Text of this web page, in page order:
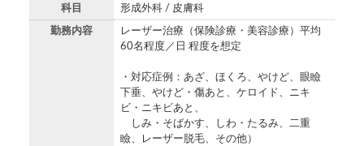
科目 形成外科 / 皮膚科
勤務内容
レーザー治療（保険診療・美容診療）平均
60名程度／日 程度を想定
・対応症例：あざ、ほくろ、やけど、眼瞼
下垂、やけど・傷あと、ケロイド、ニキ
ビ・ニキビあと、
しみ・そばかす、しわ・たるみ、二重
瞼、レーザー脱毛、その他）